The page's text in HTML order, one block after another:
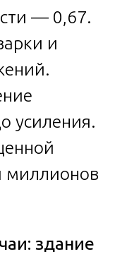
— 0,67.
и
усиления.
миллионов
здание